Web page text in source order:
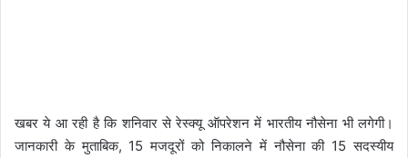
खबर ये आ रही है कि शनिवार से रेस्क्यू ऑपरेशन में भारतीय नौसेना भी लगेगी।
जानकारी के मुताबिक, 15 मजदूरों को निकालने में नौसेना की 15 सदस्यीय